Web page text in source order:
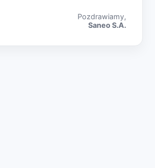
Pozdrawiamy,
Saneo S.A.